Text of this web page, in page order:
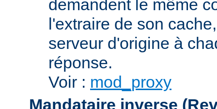
demandent le même
l'extraire de son
serveur d'origine à
réponse.
Voir : mod_proxy
Mandataire inverse